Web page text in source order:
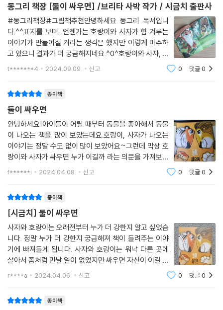
《봄멜의 첫 비행》, 《호박벌 봄멜, 환경 지킴이가 되다》를 쓴 독일 브리타
사박 작가의 첫 번째 우화 그림책인 《둘이 싸우면》은 다양한 몸동작, 힘,
감정 들을 따뜻하고 귀엽게 표현하는 글과 그림으로 싸움, 힘, 겁에 대해 생
각해 보게 한다. 부모와 교사, 친구들과 곧잘 힘겨루기에 빠지는 유아는 물
론 전 연령이 읽고 강하고 약하다는 것, 힘과 겁에 대해 다루는 것도 좋다.
동그리 책장 [둘이 싸우면] /브리타 사박 작가 / 시금치 출판사
#동그리책장#그림책추천안녕하세요 동그리 독서입니
다.^^표지를 보며...언젠가는 호랑이와 사자가 힘 겨루는
이야기가 만들어질 거라는 생각은 했지만 이렇게 마주하
고 있으니 결과가 더 궁금해지네요.^0^호랑이와 사자, 둘
이 싸우면 무슨 일이 일어날까?영원한 수수께끼 같은 막
t*******4 2024.09.09. 신고 0 댓글0
종이책
둘이 싸우면
안녕하세요!아이들이 어릴 때부터 동물을 좋아해서 동물
이 나오는 책을 많이 보았는데요.호랑이, 사자가 나오는
이야기는 정말 수도 없이 많이 보았어요~그런데 막상 호
랑이와 사자가 싸우면 누가 이길까 라는 의문을 가져보지
못한 것 같아요.이번에 아이들과 읽어본 책은 동물의 왕
f******i 2024.04.08. 신고 0 댓글0
종이책
[시금치] 둘이 싸우면
사자와 호랑이는 오래전부터 누가 더 강한지 알고 싶었습
니다. 정말 누가 더 강한지 궁금해져 책이 들려주는 이야
기에 빠져들게 됩니다. 사자와 호랑이는 워낙 다른 곳에
살아서 좀처럼 만날 일이 없었지만 싸우면 자신이 이길 거
라고 자신하며 만날 날을 기대하고 있었습니다. 어느 날,
r****a 2024.04.06. 신고 0 댓글0
종이책